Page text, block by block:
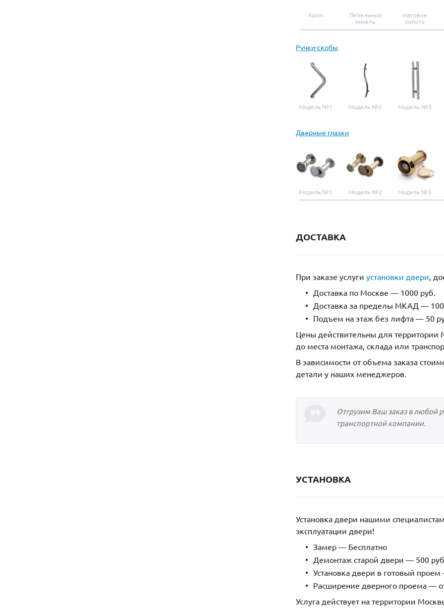
Хром
Пепельный
никель
Матовое
золото
Ручки-скобы
Модель №1 Модель №2 Модель №3
Дверные глазки
Модель №1 Модель №2 Модель №3
ДОСТАВКА
При заказе услуги установки двери,
Доставка по Москве — 1000 руб.
Доставка за пределы МКАД —
Подъем на этаж без лифта — 50
Цены действительны для территории
до места монтажа, склада или
В зависимости от объема заказа
детали у наших менеджеров.
Отгрузим Ваш заказ в любой
транспортной компании.
УСТАНОВКА
Установка двери нашими
эксплуатации двери!
Замер — Бесплатно
Демонтаж старой двери — 500
Установка двери в готовый
Расширение дверного проема —
Услуга действует на территории